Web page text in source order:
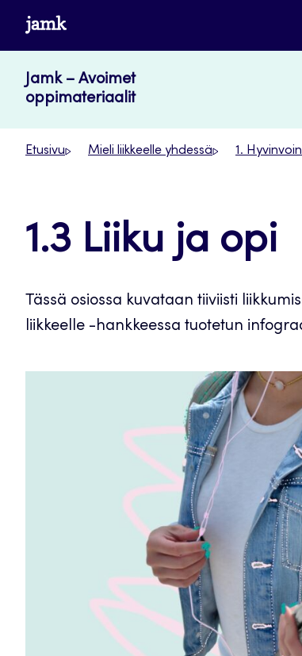
Siirry
sisältöön
www.jamk.fi
Jamk – Avoimet
oppimateriaalit
Etusivu Mieli liikkeelle yhdessä 1.
1.3 Liiku ja opi
Tässä osiossa kuvataan tiiviisti
liikkeelle -hankkeessa tuotetun